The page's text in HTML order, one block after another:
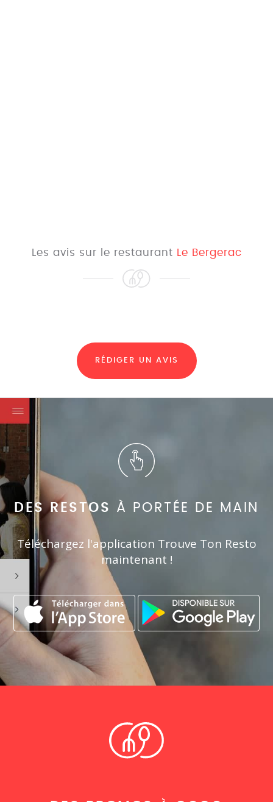
Les avis sur le restaurant Le Bergerac
RÉDIGER UN AVIS
DES RESTOS À PORTÉE DE MAIN
Téléchargez l'application Trouve Ton Resto
maintenant !